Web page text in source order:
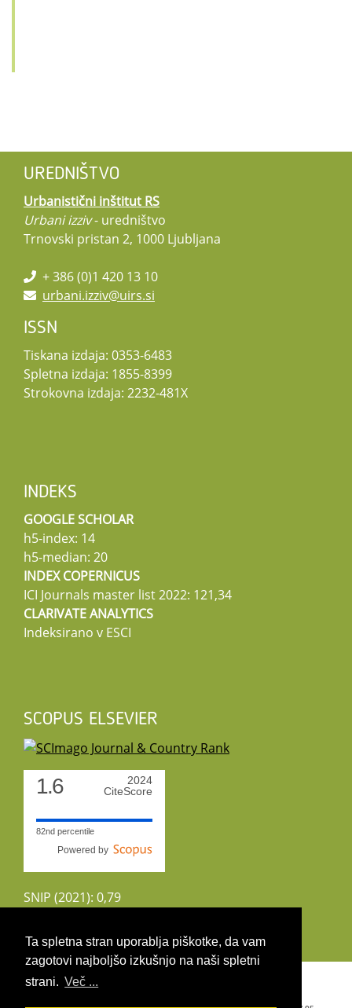
Ta spletna stran uporablja piškotke, da vam
zagotovi najboljšo izkušnjo na naši spletni
strani. Več ...
UREDNIŠTVO
Urbanistični inštitut RS
Urbani izziv- uredništvo
Trnovski pristan 2, 1000 Ljubljana
+ 386 (0)1 420 13 10
urbani.izziv@uirs.si
ISSN
Tiskana izdaja: 0353-6483
Spletna izdaja: 1855-8399
Strokovna izdaja: 2232-481X
INDEKS
GOOGLE SCHOLAR
h5-index: 14
h5-median: 20
INDEX COPERNICUS
ICI Journals master list 2022: 121,34
CLARIVATE ANALYTICS
Indeksirano v ESCI
SCOPUS ELSEVIER
1.6
2024
CiteScore
82nd percentile
Powered by
SNIP (2021): 0,79